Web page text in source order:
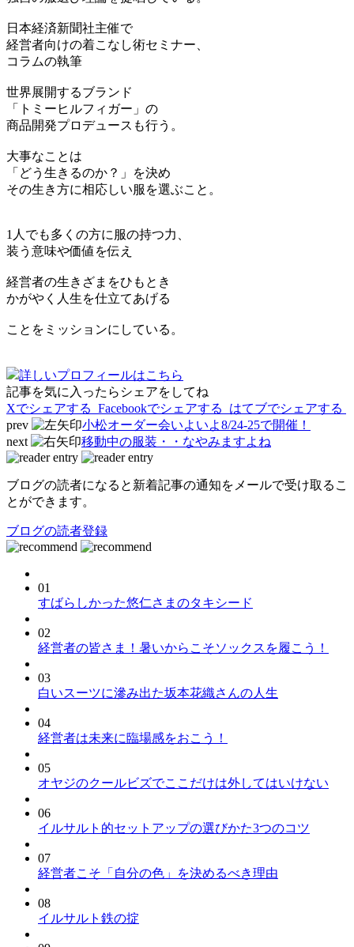
日本経済新聞社主催で
経営者向けの着こなし術セミナー、
コラムの執筆
世界展開するブランド
「トミーヒルフィガー」の
商品開発プロデュースも行う。
大事なことは
「どう生きるのか？」を決め
その生き方に相応しい服を選ぶこと。
1人でも多くの方に服の持つ力、
装う意味や価値を伝え
経営者の生きざまをひもとき
かがやく人生を仕立てあげる
ことをミッションにしている。
詳しいプロフィールはこちら
記事を気に入ったらシェアをしてね
Xでシェアする Facebookでシェアする
はてブでシェアする
prev
小松オーダー会いよいよ8/24-25で開催！
next
移動中の服装・・なやみますよね
ブログの読者になると新着記事の通知をメールで受け取るこ
とができます。
ブログの読者登録
01
すばらしかった悠仁さまのタキシード
02
経営者の皆さま！暑いからこそソックスを履こう！
03
白いスーツに滲み出た坂本花織さんの人生
04
経営者は未来に臨場感をおこう！
05
オヤジのクールビズでここだけは外してはいけない
06
イルサルト的セットアップの選びかた3つのコツ
07
経営者こそ「自分の色」を決めるべき理由
08
イルサルト鉄の掟